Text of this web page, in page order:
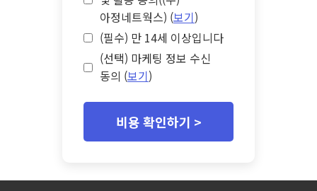
아정네트웍스) (보기)
(필수) 만 14세 이상입니다
(선택) 마케팅 정보 수신
동의 (보기)
비용 확인하기 >